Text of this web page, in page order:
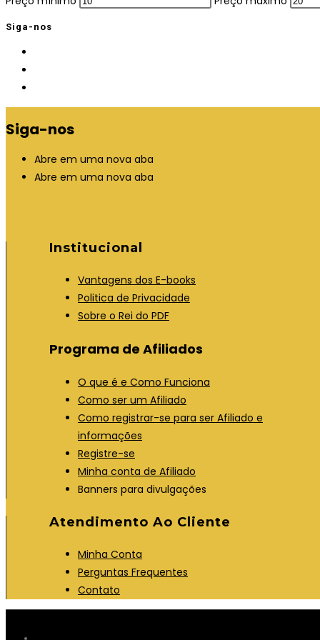
Siga-nos
Siga-nos
Abre em uma nova aba
Abre em uma nova aba
Institucional
Vantagens dos E-books
Politica de Privacidade
Sobre o Rei do PDF
Programa de Afiliados
O que é e Como Funciona
Como ser um Afiliado
Como registrar-se para ser Afiliado e
informações
Registre-se
Minha conta de Afiliado
Banners para divulgações
Atendimento Ao Cliente
Minha Conta
Perguntas Frequentes
Contato